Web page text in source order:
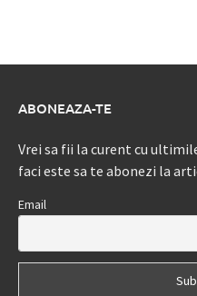
ABONEAZA-TE
Vrei sa fii la curent cu
faci este sa te abonezi la
Email